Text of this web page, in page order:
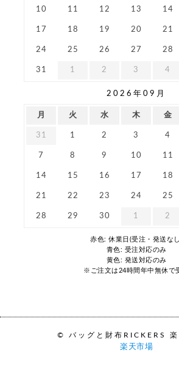
10 11 12 13 14
17 18 19 20 21
24 25 26 27 28
31 1 2 3 4
2026年09月
月 火 水 木 金
31 1 2 3 4
7 8 9 10 11
14 15 16 17 18
21 22 23 24 25
28 29 30 1 2
赤色: 休業日(受注・発送な
青色: 受注対応のみ
黄色: 発送対応のみ
※ご注文は24時間年中無休で
© バッグと財布RICKERS 楽
楽天市場